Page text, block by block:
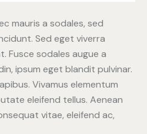
mauris a sodales, sed
Sed eget viverra
Fusce sodales augue a
ipsum eget blandit pulvinar.
Vivamus elementum
eleifend tellus. Aenean
vitae, eleifend ac,